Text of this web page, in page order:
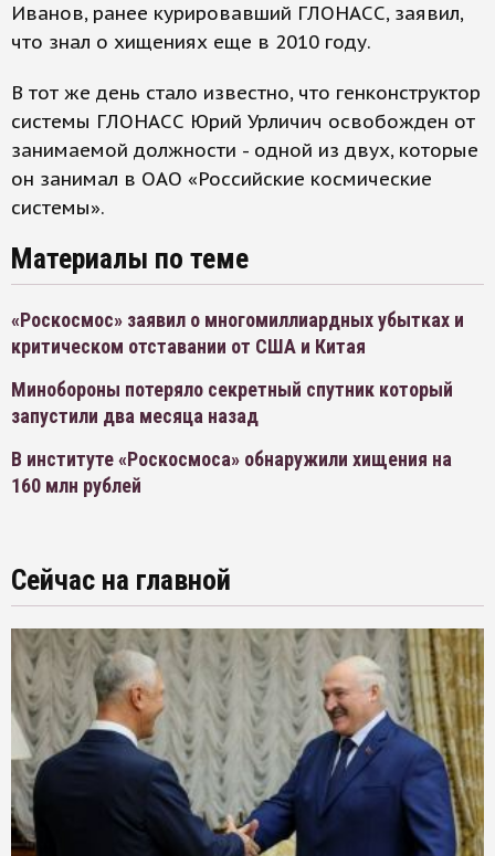
Иванов, ранее курировавший ГЛОНАСС, заявил,
что знал о хищениях еще в 2010 году.
В тот же день стало известно, что генконструктор
системы ГЛОНАСС Юрий Урличич освобожден от
занимаемой должности - одной из двух, которые
он занимал в ОАО «Российские космические
системы».
Материалы по теме
«Роскосмос» заявил о многомиллиардных убытках и
критическом отставании от США и Китая
Минобороны потеряло секретный спутник который
запустили два месяца назад
В институте «Роскосмоса» обнаружили хищения на
160 млн рублей
Сейчас на главной